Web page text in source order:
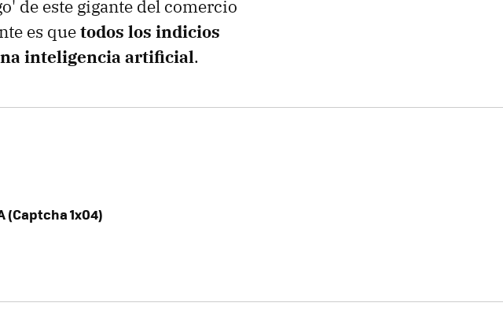
de este gigante del comercio
es quetodos los indicios
inteligencia artificial.
(Captcha 1x04)